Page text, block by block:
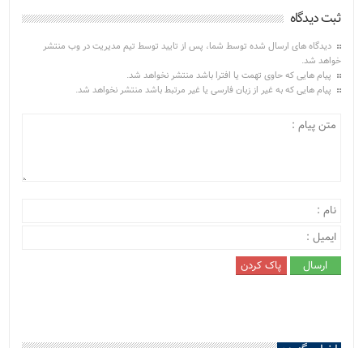
ثبت دیدگاه
دیدگاه های ارسال شده توسط شما، پس از تایید توسط تیم مدیریت در وب منتشر
خواهد شد.
پیام هایی که حاوی تهمت یا افترا باشد منتشر نخواهد شد.
پیام هایی که به غیر از زبان فارسی یا غیر مرتبط باشد منتشر نخواهد شد.